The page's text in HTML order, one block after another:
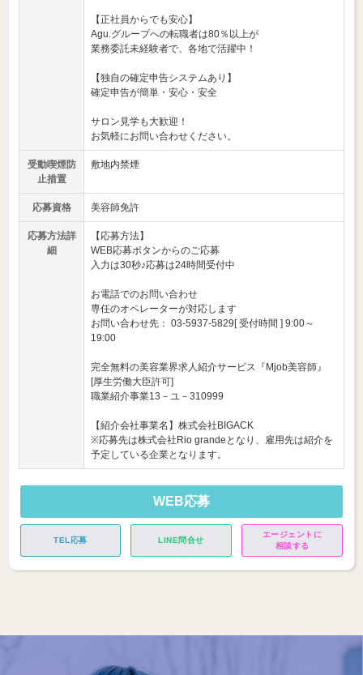
【正社員からでも安心】
Agu.グループへの転職者は80％以上が
業務委託未経験者で、各地で活躍中！
【独自の確定申告システムあり】
確定申告が簡単・安心・安全
サロン見学も大歓迎！
お気軽にお問い合わせください。
受動喫煙防
止措置
敷地内禁煙
応募資格 美容師免許
応募方法詳
細
【応募方法】
WEB応募ボタンからのご応募
入力は30秒♪応募は24時間受付中
お電話でのお問い合わせ
専任のオペレーターが対応します
お問い合わせ先： 03-5937-5829[ 受付時間 ] 9:00～
19:00
完全無料の美容業界求人紹介サービス『Mjob美容師』
[厚生労働大臣許可]
職業紹介事業13－ユ－310999
【紹介会社事業名】株式会社BIGACK
※応募先は株式会社Rio grandeとなり、雇用先は紹介を
予定している企業となります。
WEB応募
TEL応募 LINE問合せ
エージェントに
相談する